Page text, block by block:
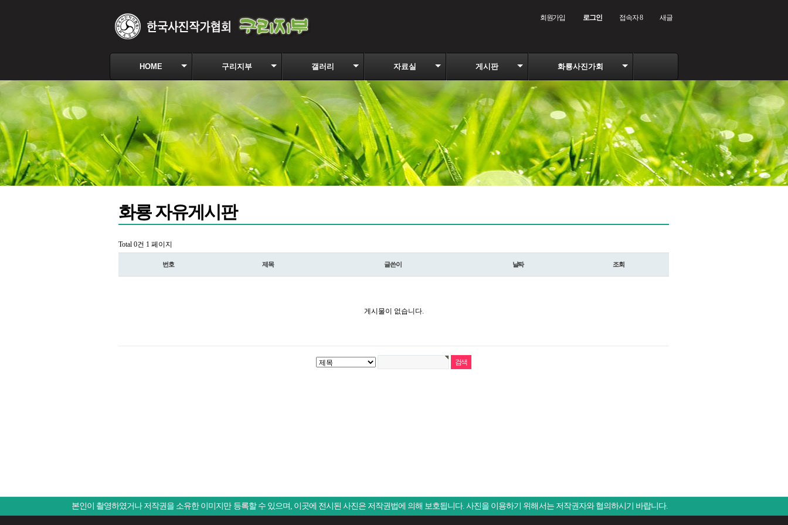
회원가입 로그인 접속자 8 새글
HOME 구리지부 갤러리 자료실 게시판 화룡사진가회
화룡 자유게시판
Total 0건 1 페이지
번호 제목 글쓴이 날짜 조회
게시물이 없습니다.
본인이 촬영하였거나 저작권을 소유한 이미지만 등록할 수 있으며, 이곳에 전시된 사진은 저작권법에 의해 보호됩니다. 사진을 이용하기 위해서는 저작권자와 협의하시기 바랍니다.